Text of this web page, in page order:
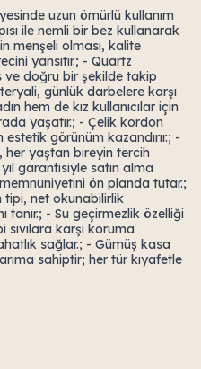
uzun ömürlü kullanım
ile nemli bir bez kullanarak
menşeli olması, kalite
yansıtır.; - Quartz
ve doğru bir şekilde takip
günlük darbelere karşı
hem de kız kullanıcılar için
yaşatır.; - Çelik kordon
estetik görünüm kazandırır.; -
her yaştan bireyin tercih
garantisiyle satın alma
ön planda tutar.;
tipi, net okunabilirlik
- Su geçirmezlik özelliği
karşı koruma
sağlar.; - Gümüş kasa
sahiptir; her tür kıyafetle